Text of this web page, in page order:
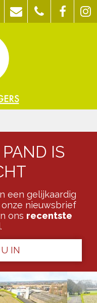
IS
een gelijkaardig
nieuwsbrief
ons recentste
.
IN